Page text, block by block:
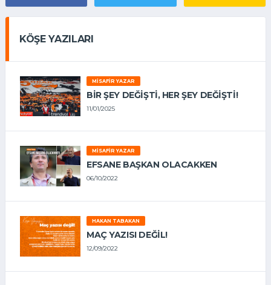
KÖŞE YAZILARI
MISAFIR YAZAR
BIR ŞEY DEĞIŞTI, HER ŞEY DEĞIŞTI!
11/01/2025
MISAFIR YAZAR
EFSANE BAŞKAN OLACAKKEN
06/10/2022
HAKAN TABAKAN
MAÇ YAZISI DEĞİL!
12/09/2022